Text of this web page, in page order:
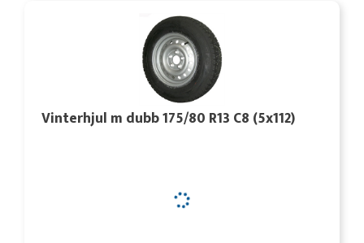
Vinterhjul m dubb 175/80 R13 C8 (5x112)